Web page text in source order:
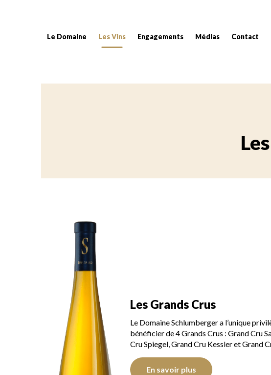
Le Domaine Les Vins Engagements Médias Contact
Les Grands Crus
Le Domaine Schlumberger a l’unique
bénéficier de 4 Grands Crus : Grand Cru
Cru Spiegel, Grand Cru Kessler et Grand
En savoir plus